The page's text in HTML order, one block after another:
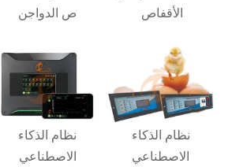
الأقفاص
ص الدواجن
نظام الذكاء
الاصطناعي
نظام الذكاء
الاصطناعي